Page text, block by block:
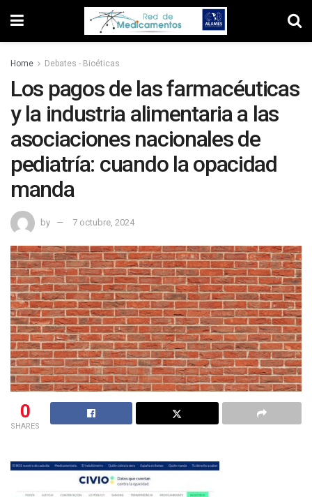
Home Debates - Bioéticas
Los pagos de las farmacéuticas
y la industria alimentaria a las
asociaciones nacionales de
pediatría: cuando la opacidad
manda
by 7 octubre, 2024
0
SHARES